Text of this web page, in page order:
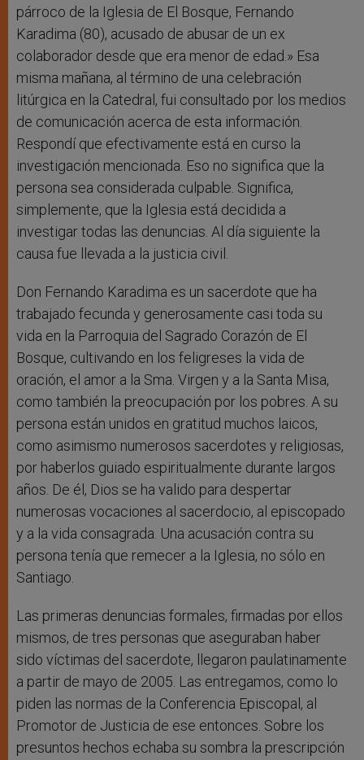
párroco de la Iglesia de El Bosque, Fernando
Karadima (80), acusado de abusar de un ex
colaborador desde que era menor de edad.» Esa
misma mañana, al término de una celebración
litúrgica en la Catedral, fui consultado por los medios
de comunicación acerca de esta información.
Respondí que efectivamente está en curso la
investigación mencionada. Eso no significa que la
persona sea considerada culpable. Significa,
simplemente, que la Iglesia está decidida a
investigar todas las denuncias. Al día siguiente la
causa fue llevada a la justicia civil.
Don Fernando Karadima es un sacerdote que ha
trabajado fecunda y generosamente casi toda su
vida en la Parroquia del Sagrado Corazón de El
Bosque, cultivando en los feligreses la vida de
oración, el amor a la Sma. Virgen y a la Santa Misa,
como también la preocupación por los pobres. A su
persona están unidos en gratitud muchos laicos,
como asimismo numerosos sacerdotes y religiosas,
por haberlos guiado espiritualmente durante largos
años. De él, Dios se ha valido para despertar
numerosas vocaciones al sacerdocio, al episcopado
y a la vida consagrada. Una acusación contra su
persona tenía que remecer a la Iglesia, no sólo en
Santiago.
Las primeras denuncias formales, firmadas por ellos
mismos, de tres personas que aseguraban haber
sido víctimas del sacerdote, llegaron paulatinamente
a partir de mayo de 2005. Las entregamos, como lo
piden las normas de la Conferencia Episcopal, al
Promotor de Justicia de ese entonces. Sobre los
presuntos hechos echaba su sombra la prescripción